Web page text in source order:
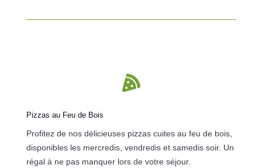

Pizzas au Feu de Bois
Profitez de nos délicieuses pizzas cuites au feu de bois,
disponibles les mercredis, vendredis et samedis soir. Un
régal à ne pas manquer lors de votre séjour.